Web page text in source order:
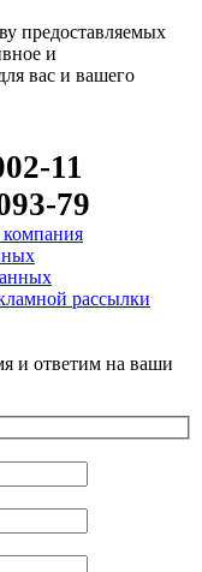
предоставляемых
и
вас и вашего
11
79
компания
рассылки
и ответим на ваши